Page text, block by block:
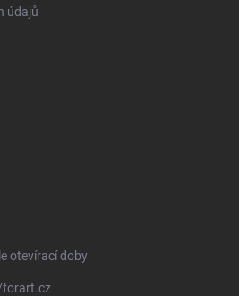
údajů
otevírací doby
forart.cz